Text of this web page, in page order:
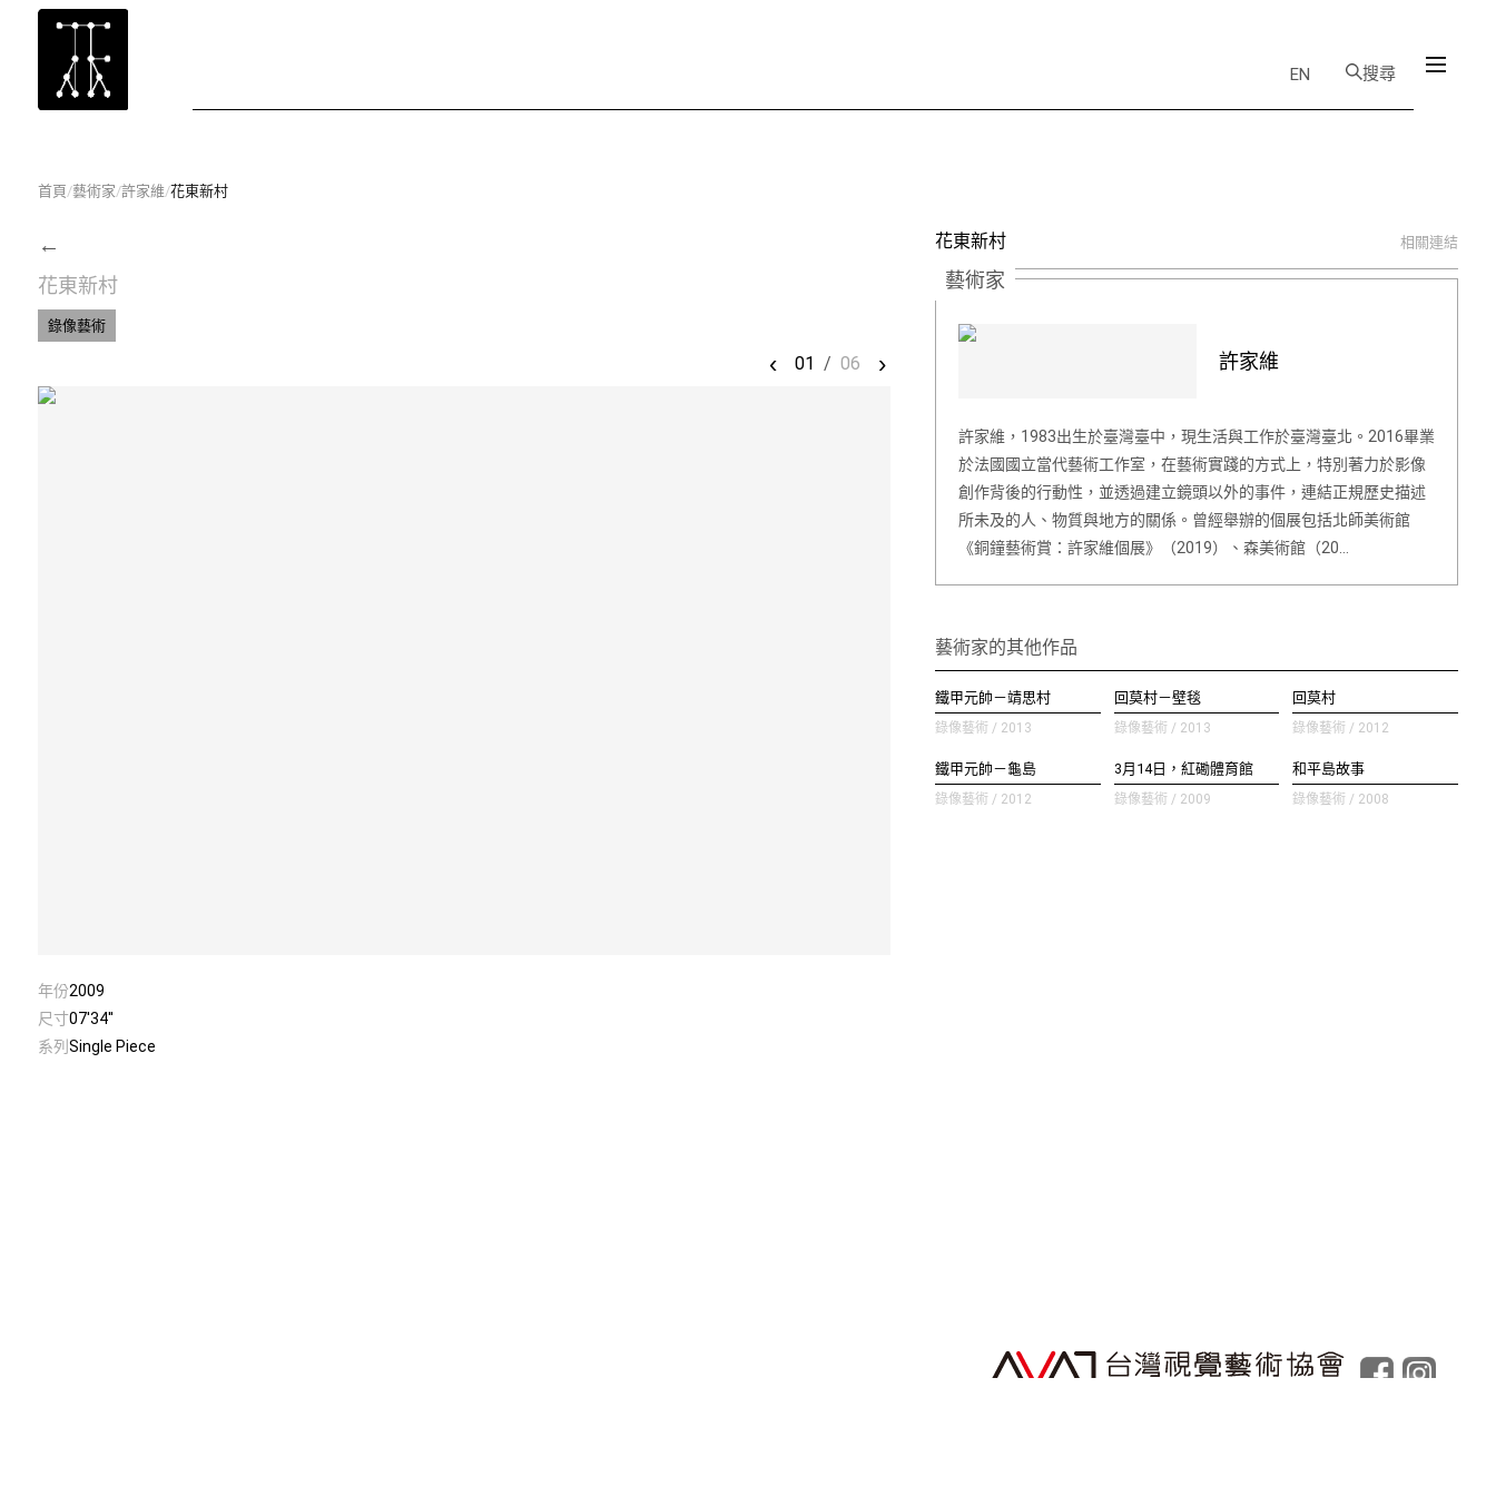
EN 搜尋
首頁/藝術家/許家維/花東新村
←
花東新村
錄像藝術
‹ 01 / 06 ›
年份2009
尺寸07'34''
系列 Single Piece
花東新村 相關連結
藝術家
許家維
許家維，1983出生於臺灣臺中，現生活與工作於臺灣臺北。2016畢業
於法國國立當代藝術工作室，在藝術實踐的方式上，特別著力於影像
創作背後的行動性，並透過建立鏡頭以外的事件，連結正規歷史描述
所未及的人、物質與地方的關係。曾經舉辦的個展包括北師美術館
《銅鐘藝術賞：許家維個展》（2019）、森美術館（20…
藝術家的其他作品
鐵甲元帥－靖思村
錄像藝術 / 2013
回莫村－壁毯
錄像藝術 / 2013
回莫村
錄像藝術 / 2012
鐵甲元帥－龜島
錄像藝術 / 2012
3月14日，紅磡體育館
錄像藝術 / 2009
和平島故事
錄像藝術 / 2008